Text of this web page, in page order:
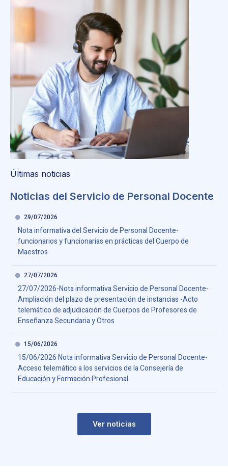
Últimas noticias
Noticias del Servicio de Personal Docente
Nota informativa del Servicio de Personal Docente-
funcionarios y funcionarias en prácticas del Cuerpo de
Maestros
29/07/2026
27/07/2026-Nota informativa Servicio de Personal Docente-
Ampliación del plazo de presentación de instancias -Acto
telemático de adjudicación de Cuerpos de Profesores de
Enseñanza Secundaria y Otros
27/07/2026
15/06/2026 Nota informativa Servicio de Personal Docente-
Acceso telemático a los servicios de la Consejería de
Educación y Formación Profesional
15/06/2026
Ver noticias